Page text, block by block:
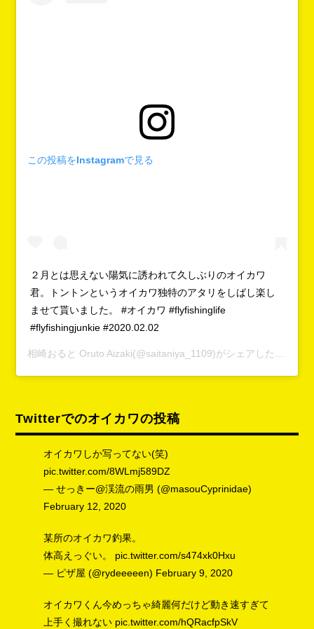
この投稿をInstagramで見る
２月とは思えない陽気に誘われて久しぶりのオイカワ
君。トントンというオイカワ独特のアタリをしばし楽し
ませて貰いました。 #オイカワ #flyfishinglife
#flyfishingjunkie #2020.02.02
相崎おると Oruto Aizaki(@saitaniya_1109)がシェアした投稿 -
Twitterでのオイカワの投稿
オイカワしか写ってない(笑)
pic.twitter.com/8WLmj589DZ
— せっきー@渓流の雨男 (@masouCyprinidae)
February 12, 2020
某所のオイカワ釣果。
体高えっぐい。 pic.twitter.com/s474xk0Hxu
— ピザ屋 (@rydeeeeen) February 9, 2020
オイカワくん今めっちゃ綺麗何だけど動き速すぎて
上手く撮れない pic.twitter.com/hQRacfpSkV